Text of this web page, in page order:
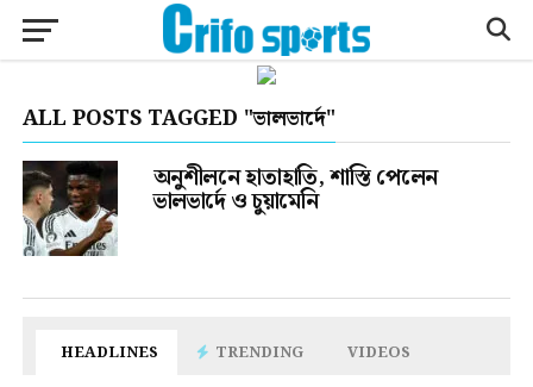
ALL POSTS TAGGED "ভালভার্দে"
অনুশীলনে হাতাহাতি, শাস্তি পেলেন
ভালভার্দে ও চুয়ামেনি
HEADLINES TRENDING VIDEOS